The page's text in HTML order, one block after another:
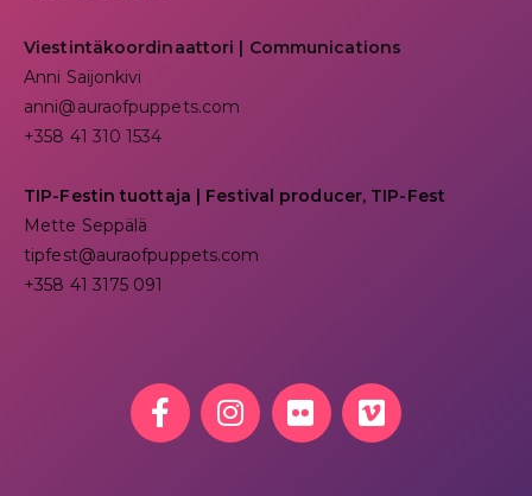
Viestintäkoordinaattori | Communications
Anni Saijonkivi
anni@auraofpuppets.com
+358 41 310 1534
TIP-Festin tuottaja | Festival producer, TIP-Fest
Mette Seppälä
tipfest@auraofpuppets.com
+358 41 3175 091